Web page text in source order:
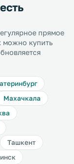
прямое
можно купить
Махачкала
Ташкент